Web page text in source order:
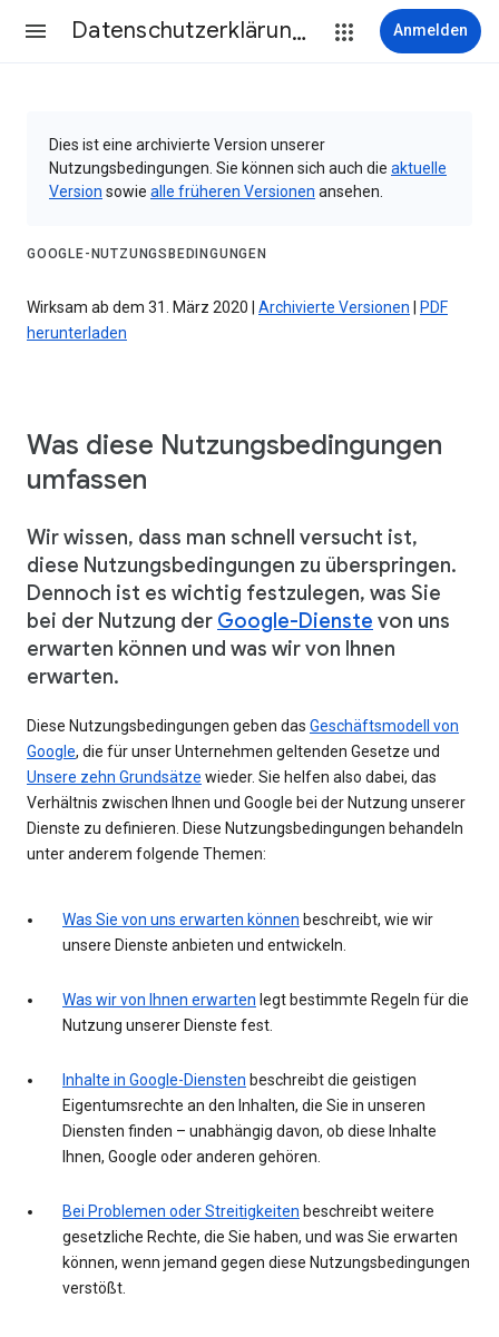
Datenschutzerklärung & Nutzungsbedingungen Anmelden
Dies ist eine archivierte Version unserer
Nutzungsbedingungen. Sie können sich auch die aktuelle
Version sowie alle früheren Versionen ansehen.
GOOGLE-NUTZUNGSBEDINGUNGEN
Wirksam ab dem 31. März 2020 | Archivierte Versionen
PDF
herunterladen
Was diese Nutzungsbedingungen
umfassen
Wir wissen, dass man schnell versucht ist,
diese Nutzungsbedingungen zu überspringen.
Dennoch ist es wichtig festzulegen, was Sie
bei der Nutzung der Google-Dienste von uns
erwarten können und was wir von Ihnen
erwarten.
Diese Nutzungsbedingungen geben das Geschäftsmodell von
Google, die für unser Unternehmen geltenden Gesetze und
Unsere zehn Grundsätze wieder. Sie helfen also dabei, das
Verhältnis zwischen Ihnen und Google bei der Nutzung unserer
Dienste zu definieren. Diese Nutzungsbedingungen behandeln
unter anderem folgende Themen:
Was Sie von uns erwarten können beschreibt, wie wir
unsere Dienste anbieten und entwickeln.
Was wir von Ihnen erwarten legt bestimmte Regeln für die
Nutzung unserer Dienste fest.
Inhalte in Google-Diensten beschreibt die geistigen
Eigentumsrechte an den Inhalten, die Sie in unseren
Diensten finden – unabhängig davon, ob diese Inhalte
Ihnen, Google oder anderen gehören.
Bei Problemen oder Streitigkeiten beschreibt weitere
gesetzliche Rechte, die Sie haben, und was Sie erwarten
können, wenn jemand gegen diese Nutzungsbedingungen
verstößt.